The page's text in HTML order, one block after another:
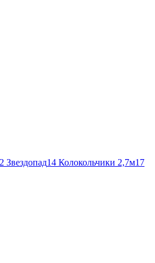
Звездопад14 Колокольчики 2,7м17